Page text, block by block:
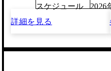
スケジュール
2026
詳細を見る